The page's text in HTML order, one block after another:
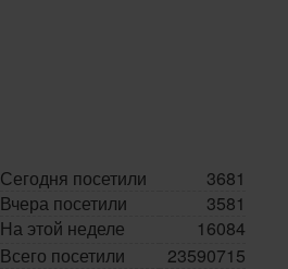
Сегодня посетили
3681
Вчера посетили
3581
На этой неделе
16084
Всего посетили
23590715